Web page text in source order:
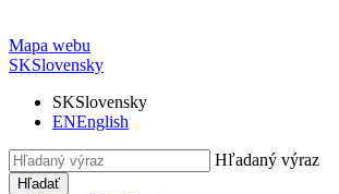
Mapa webu
SKSlovensky
SKSlovensky
ENEnglish
Hľadaný výraz
Hľadať